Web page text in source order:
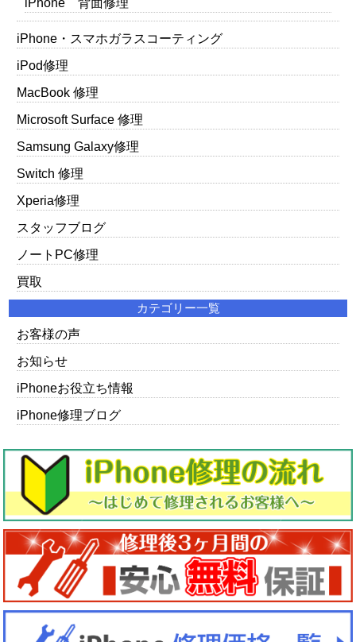
iPhone 背面修理
iPhone・スマホガラスコーティング
iPod修理
MacBook 修理
Microsoft Surface 修理
Samsung Galaxy修理
Switch 修理
Xperia修理
スタッフブログ
ノートPC修理
買取
カテゴリー一覧
お客様の声
お知らせ
iPhoneお役立ち情報
iPhone修理ブログ